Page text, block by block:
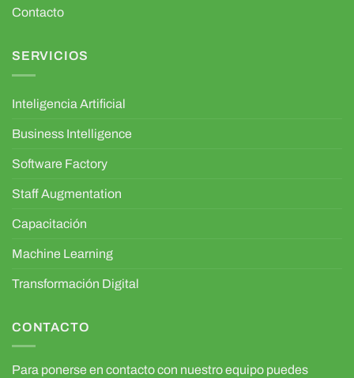
Contacto
SERVICIOS
Inteligencia Artificial
Business Intelligence
Software Factory
Staff Augmentation
Capacitación
Machine Learning
Transformación Digital
CONTACTO
Para ponerse en contacto con nuestro equipo puedes